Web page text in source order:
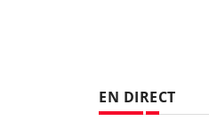
EN DIRECT